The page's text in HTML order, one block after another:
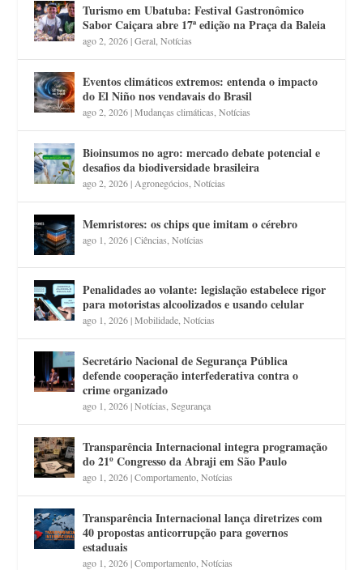
Turismo em Ubatuba: Festival Gastronômico
Sabor Caiçara abre 17ª edição na Praça da Baleia
ago 2, 2026|Geral ,Notícias
Eventos climáticos extremos: entenda o impacto
do El Niño nos vendavais do Brasil
ago 2, 2026|Mudanças climáticas ,Notícias
Bioinsumos no agro: mercado debate potencial e
desafios da biodiversidade brasileira
ago 2, 2026| Agronegócios ,Notícias
Memristores: os chips que imitam o cérebro
ago 1, 2026|Ciências ,Notícias
Penalidades ao volante: legislação estabelece rigor
para motoristas alcoolizados e usando celular
ago 1, 2026|Mobilidade ,Notícias
Secretário Nacional de Segurança Pública
defende cooperação interfederativa contra o
crime organizado
ago 1, 2026|Notícias ,Segurança
Transparência Internacional integra programação
do 21º Congresso da Abraji em São Paulo
ago 1, 2026|Comportamento ,Notícias
Transparência Internacional lança diretrizes com
40 propostas anticorrupção para governos
estaduais
ago 1, 2026|Comportamento ,Notícias